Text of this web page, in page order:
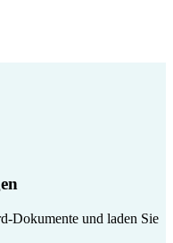
Dokumente und laden Sie